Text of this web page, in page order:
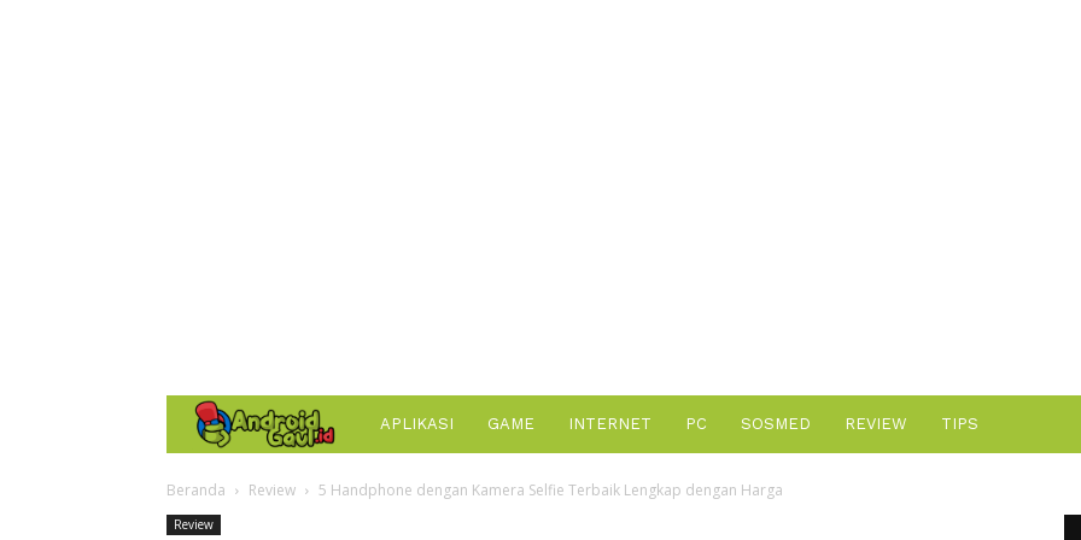
AndroidGaul.id
APLIKASI GAME INTERNET PC SOSMED REVIEW TIPS
Beranda Review 5 Handphone dengan Kamera Selfie Terbaik Lengkap dengan Harga
Review